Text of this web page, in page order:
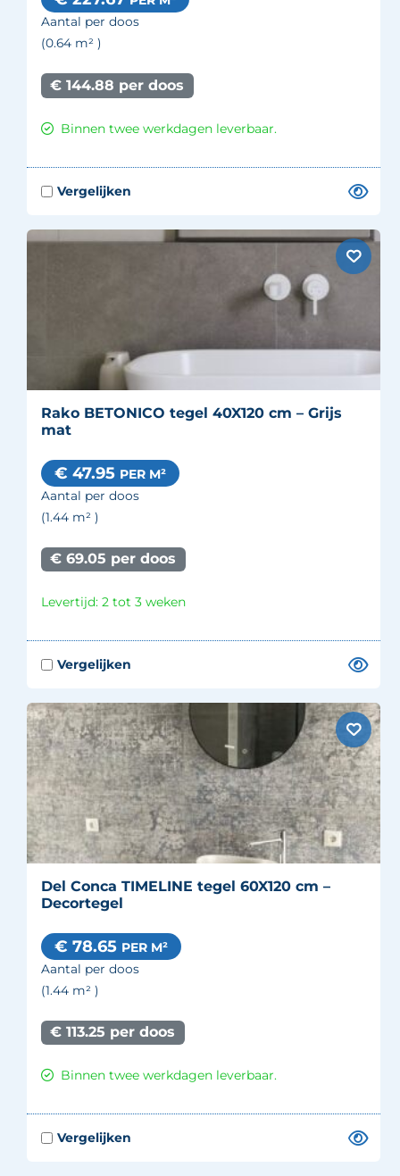
Aantal per doos
(0.64 m² )
€ 144.88 per doos
Binnen twee werkdagen leverbaar.
Rako BETONICO tegel 40X120 cm – Grijs
mat
€ 47.95 PER M²
Aantal per doos
(1.44 m² )
€ 69.05 per doos
Levertijd: 2 tot 3 weken
Del Conca TIMELINE tegel 60X120 cm –
Decortegel
€ 78.65 PER M²
Aantal per doos
(1.44 m² )
€ 113.25 per doos
Binnen twee werkdagen leverbaar.